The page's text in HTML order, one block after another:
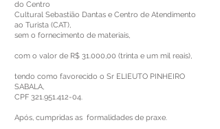
do Centro
Cultural Sebastião Dantas e Centro de Atendimento
ao Turista (CAT),
sem o fornecimento de materiais,
com o valor de R$ 31.000,00 (trinta e um mil reais),
tendo como favorecido o Sr ELIEUTO PINHEIRO
SABALA,
CPF 321.951.412-04.
Após, cumpridas as formalidades de praxe.